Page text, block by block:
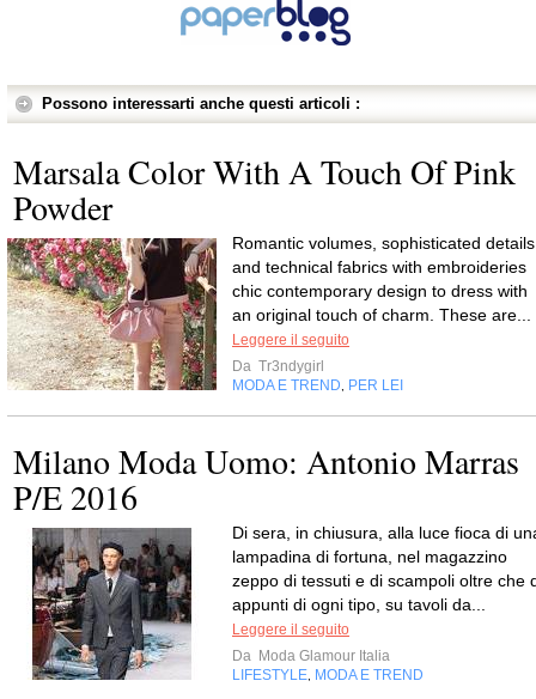
Possono interessarti anche questi articoli :
Marsala Color With A Touch Of Pink
Powder
Romantic volumes, sophisticated details
and technical fabrics with embroideries
chic contemporary design to dress with
an original touch of charm. These are...
Leggere il seguito
Da Tr3ndygirl
MODA E TREND PER LEI
Milano Moda Uomo: Antonio Marras
P/E 2016
Di sera, in chiusura, alla luce fioca di
lampadina di fortuna, nel magazzino
zeppo di tessuti e di scampoli oltre che
appunti di ogni tipo, su tavoli da...
Leggere il seguito
Da Moda Glamour Italia
LIFESTYLE MODA E TREND